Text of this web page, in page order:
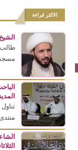
الاكثر قراءة
طالب